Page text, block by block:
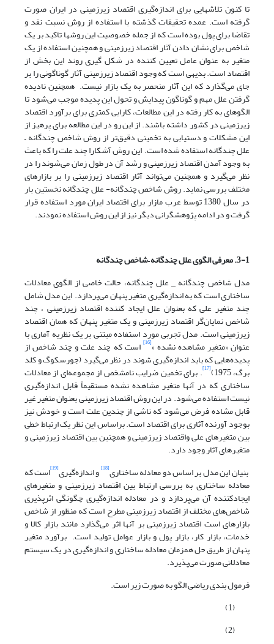
تا کنون تلاشهایی برای اندازه‌گیری اقتصاد زیرزمینی در ایران صورت
گرفته است. عمده تحقیقات گذشته با استفاده از روش نسبت نقد و
تقاضا برای پول بوده است که از جمله خصوصیت این روشها تاکید بر یک
شاخص برای نشان دادن آثار اقتصاد زیرزمینی و همچنین استفاده از یک
متغیر به عنوان عامل تعیین کننده در شکل گیری روند این بخش از
اقتصاد است. بدیهی است که وجود اقتصاد زیرزمینی آثار گوناگونی را بر
جای می‌گذارد که این آثار منحصر به یک بازار نیست. همچنین نادیده
گرفتن علل مهم و گوناگون پیدایش و تحول این پدیده موجب می‌شود تا
الگوهای به کار رفته در این مطالعات، کارایی کمتری برای برآورد اقتصاد
زیرزمینی در کشور داشته باشند. از این رو در این مطالعه برای پرهیز از
این مشکلات و دستیابی به تخمینی دقیق‌تر از روش شاخص چندگانه –
علل چندگانه استفاده شده است. این روش آشکارا چند علت را که باعث
به وجود آمدن اقتصاد زیرزمینی و رشد آن در طول زمان می‌شوند را در
نظر می‌گیرد و همچنین می‌تواند آثار اقتصاد زیرزمینی را بر بازارهای
مختلف بررسی نماید. روش شاخص چندگانه- علل چندگانه نخستین بار
در سال 1380 توسط عرب مازار برای اقتصاد ایران مورد استفاده قرار
گرفت و در ادامه پژوهشگرانی دیگر نیز از این روش استفاده نمودند.
3-1. معرفی الگوی علل چندگانه –شاخص چندگانه
مدل شاخص چندگانه _ علل چندگانه، حالت خاصی از الگوی معادلات
ساختاری است که به اندازه‌گیری متغیر پنهان می‌پردازد. این مدل شامل
چند متغیر علی که بعنوان علل ایجاد کننده اقتصاد زیرزمینی ، چند
شاخص نمایان‌گر اقتصاد زیرزمینی و یک متغیر پنهان که همان اقتصاد
زیرزمینی است. مدل تجربی مورد استفاده مبتنی بر یک نظریه آماری با
عنوان «متغیر مشاهده نشده »[16] است که چند علت و چند شاخص از
پدیده‌هایی که باید اندازه‌گیری شوند در نظر می‌گیرد (جورسکوگ و کلد
برگ، 1975) [17] . برای تخمین ضرایب نامشخص از مجموعه‌ای از معادلات
ساختاری که در آنها متغیر مشاهده نشده مستقیماً قابل اندازه‌گیری
نیست استفاده می‌شود. در این روش اقتصاد زیرزمینی بعنوان متغیر غیر
قابل مشاده فرض می‌شود که ناشی از چندین علت است و خودش نیز
بوجود آورنده آثاری برای اقتصاد است. براساس این نظر یک ارتباط خطی
بین متغیرهای علی واقتصاد زیرزمینی و همچنین بین اقتصاد زیرزمینی و
متغیرهای آثار وجود دارد.
بنیان این مدل بر اساس دو معادله ساختاری[18] و اندازه‌گیری[19] است که
معادله ساختاری به بررسی ارتباط بین اقتصاد زیرزمینی و متغیرهای
ایجادکننده آن می‌پردازد و در معادله اندازه‌گیری چگونگی اثرپذیری
شاخص‌های مختلف از اقتصاد زیرزمینی مطرح است که منظور از شاخص
بازارهای است اقتصاد زیرزمینی بر آنها اثر می‌گذارد مانند بازار کالا و
خدمات، بازار کار، بازار پول و بازار عوامل تولید است. برآورد متغیر
پنهان از طریق حل همزمان معادله ساختاری و اندازه‌گیری در یک سیستم
معادلاتی صورت می‌پذیرد.
فرمول بندی ریاضی الگو به صورت زیر است.
(1)
(2)